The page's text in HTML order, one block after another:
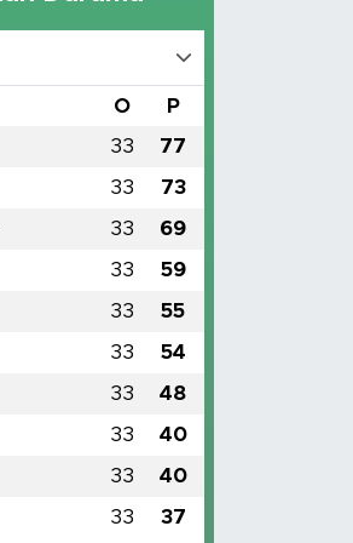
O P
33 77
33 73
33 69
33 59
33 55
33 54
33 48
33 40
33 40
33 37